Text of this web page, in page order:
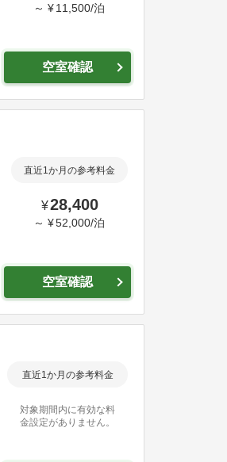
～ ¥ 11,500/泊
空室確認
直近1か月の参考料金
¥28,400
～ ¥52,000/泊
空室確認
直近1か月の参考料金
対象期間内に有効な料
金設定がありません。